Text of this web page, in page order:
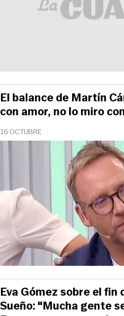
16 OCTUBRE
El balance de Martín
con amor, no lo miro
Eva Gómez sobre el fin
Sueño: "Mucha gente